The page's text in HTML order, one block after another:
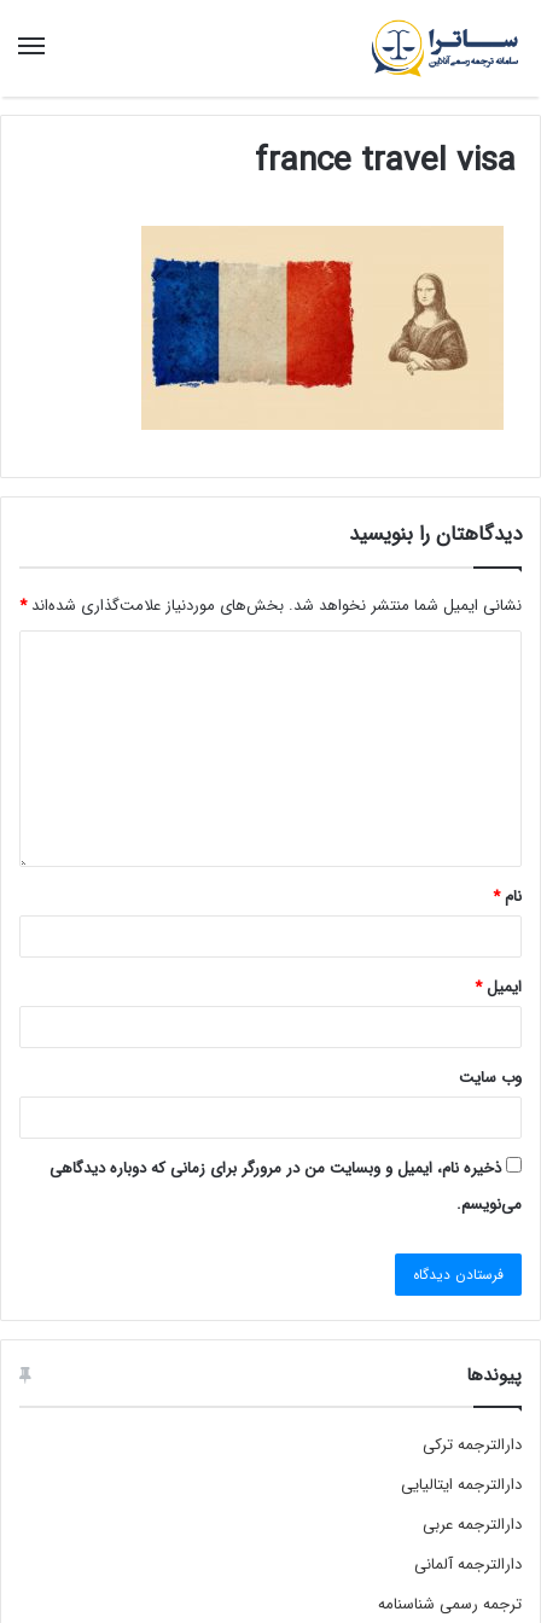
منو
france travel visa
دیدگاهتان را بنویسید
نشانی ایمیل شما منتشر نخواهد شد. بخش‌های موردنیاز علامت‌گذاری شده‌اند*
نام*
ایمیل*
وب‌ سایت
ذخیره نام، ایمیل و وبسایت من در مرورگر برای زمانی که دوباره دیدگاهی
می‌نویسم.
پیوندها
دارالترجمه ترکی
دارالترجمه ایتالیایی
دارالترجمه عربی
دارالترجمه آلمانی
ترجمه رسمی شناسنامه